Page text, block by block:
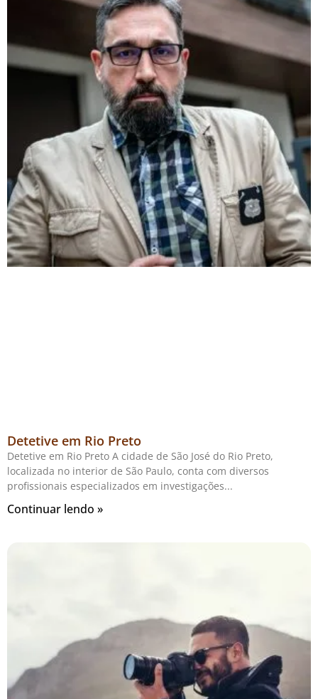
Detetive em Rio Preto
Detetive em Rio Preto A cidade de São José do Rio Preto,
localizada no interior de São Paulo, conta com diversos
profissionais especializados em investigações
Continuar lendo »